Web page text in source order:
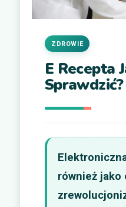
E Recepta
Sprawdzić?
ZDROWIE
również jako